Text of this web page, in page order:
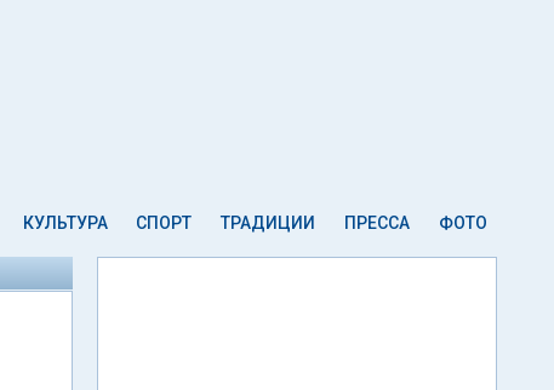
КУЛЬТУРА СПОРТ ТРАДИЦИИ ПРЕССА ФОТО